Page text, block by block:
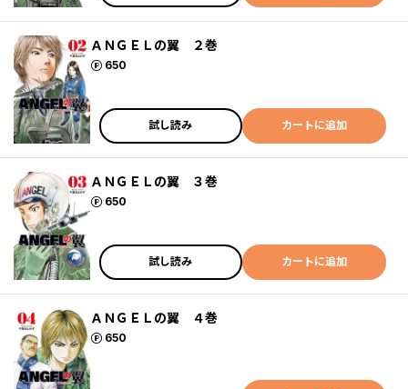
ＡＮＧＥＬの翼 ２巻
650
ポイント
試し読み カートに追加
ＡＮＧＥＬの翼 ３巻
650
ポイント
試し読み カートに追加
ＡＮＧＥＬの翼 ４巻
650
ポイント